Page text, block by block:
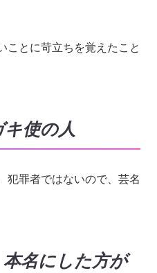
ことに苛立ちを覚えたこと
使の人
犯罪者ではないので、芸名
名にした方が